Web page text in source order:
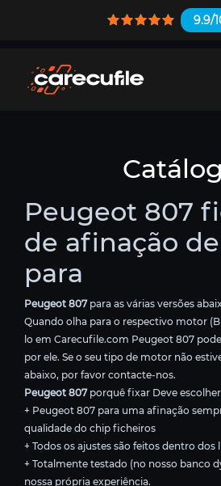
9.9/
Peugeot 807
de afinação
para
Peugeot 807para as várias versões
Quando olha para o respectivo motor
lo em Carecufile.com Peugeot 807
por ele. Se o seu tipo de motor não
abaixo, por favor contacte-nos.
Peugeot 807porquê fixar Deve
+ Peugeot 807 para uma afinação
qualidade do chip ficheiros
+ Todos os ajustes são feitos dentro dos
+ Totalmente testado (no nosso banco
nossa própria experiência.